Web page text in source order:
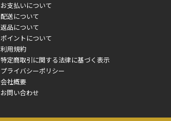
お支払いについて
配送について
返品について
ポイントについて
利用規約
特定商取引に関する法律に基づく表示
プライバシーポリシー
会社概要
お問い合わせ